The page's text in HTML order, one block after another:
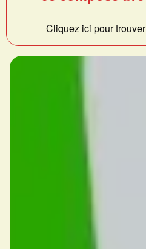
Cliquez ici pour